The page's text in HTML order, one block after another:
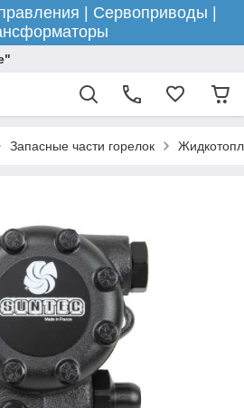
| Сервоприводы |
Запасные части горелок